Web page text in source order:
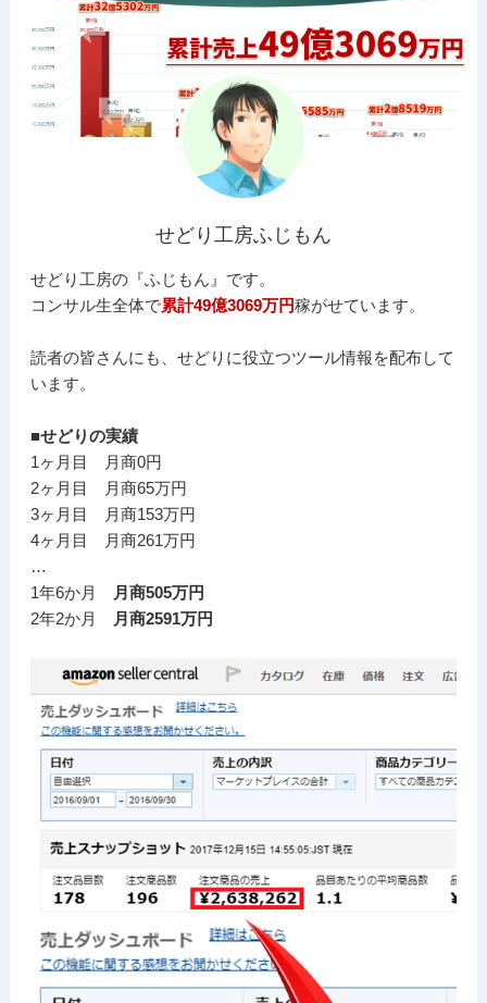
せどり工房ふじもん
せどり工房の『ふじもん』です。
コンサル生全体で累計49億3069万円稼がせています。
読者の皆さんにも、せどりに役立つツール情報を配布して
います。
■せどりの実績
1ヶ月目 月商0円
2ヶ月目 月商65万円
3ヶ月目 月商153万円
4ヶ月目 月商261万円
…
1年6か月
月商505万円
2年2か月
月商2591万円